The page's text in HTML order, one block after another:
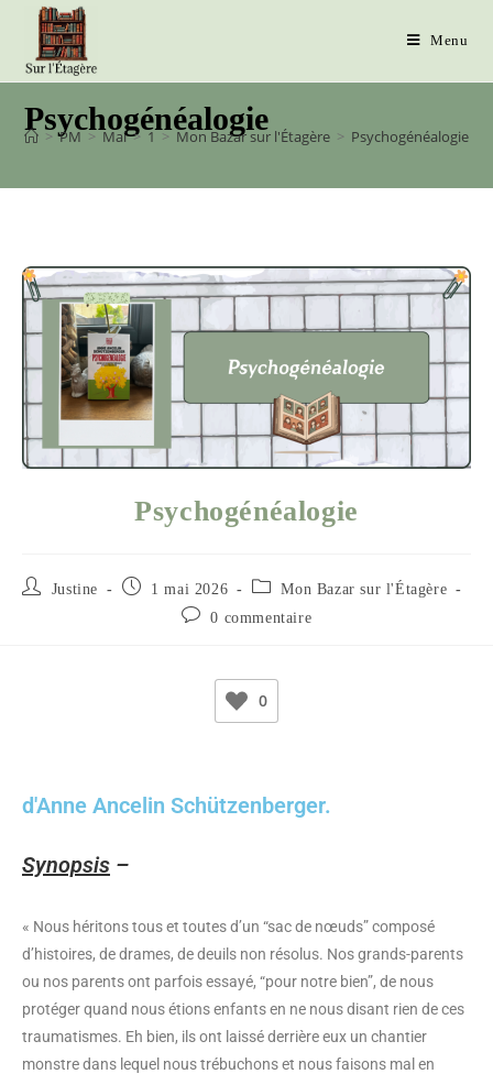
Menu
Psychogénéalogie
> PM > Mai > 1 > Mon Bazar sur l'Étagère > Psychogénéalogie
Psychogénéalogie
Justine 1 mai 2026
Mon Bazar sur l'Étagère
0 commentaire
0
d'Anne Ancelin Schützenberger.
Synopsis –
« Nous héritons tous et toutes d’un “sac de nœuds” composé
d’histoires, de drames, de deuils non résolus. Nos grands-parents
ou nos parents ont parfois essayé, “pour notre bien”, de nous
protéger quand nous étions enfants en ne nous disant rien de ces
traumatismes. Eh bien, ils ont laissé derrière eux un chantier
monstre dans lequel nous trébuchons et nous faisons mal en